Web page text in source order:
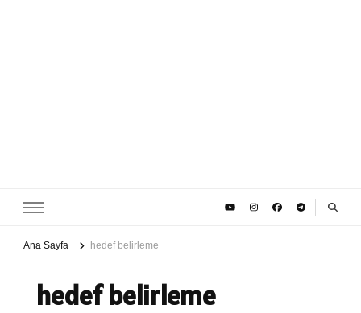
Ana Sayfa hedef belirleme
hedef belirleme